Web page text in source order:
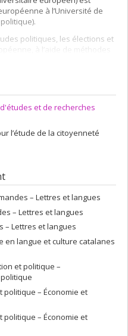
à l’Université de
politiques, les élections et
à l’aide de méthodes
EuroScope de 2015 à
recherche transatlantique
l’UE de 2017 à 2021.
et de recherches
l’étude de la citoyenneté
– Lettres et langues
– Lettres et langues
– Lettres et langues
en langue et culture catalanes
et politique –
politique – Économie et
politique – Économie et